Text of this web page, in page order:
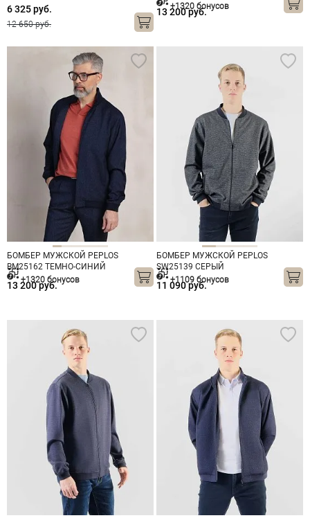
6 325 руб.
12 650 руб.
13 200 руб.
+1320 бонусов
БОМБЕР МУЖСКОЙ PEPLOS
BM25162 ТЕМНО-СИНИЙ
13 200 руб.
+1320 бонусов
БОМБЕР МУЖСКОЙ PEPLOS
SW25139 СЕРЫЙ
11 090 руб.
+1109 бонусов